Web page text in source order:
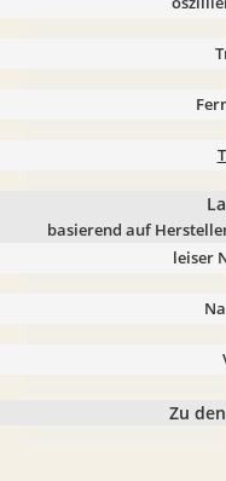
basierend auf
leiser
Zu